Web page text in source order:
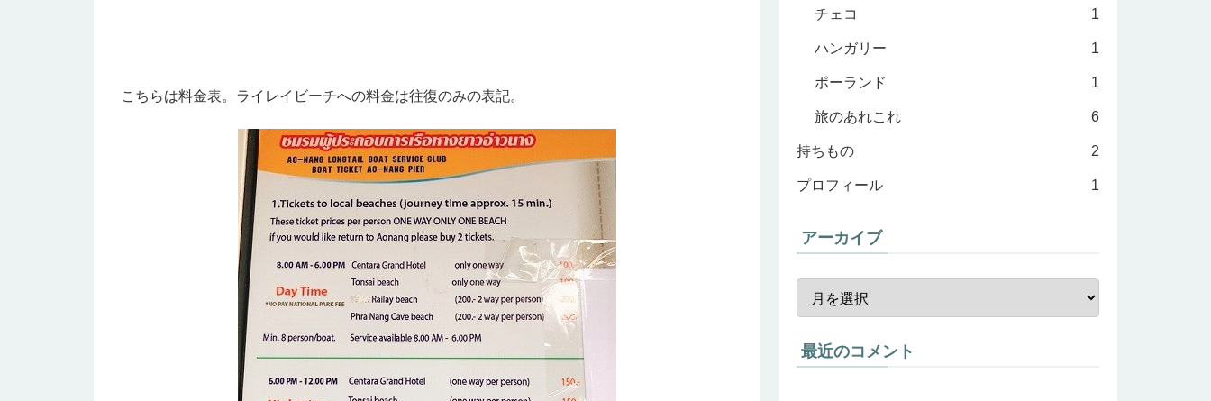
こちらは料金表。ライレイビーチへの料金は往復のみの表記。
チェコ 1
ハンガリー 1
ポーランド 1
旅のあれこれ 6
持ちもの 2
プロフィール 1
アーカイブ
最近のコメント